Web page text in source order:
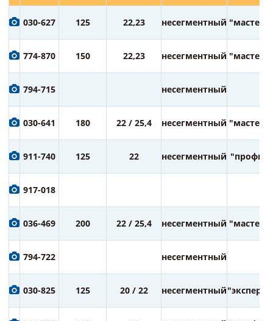
030-627 125 22,23 несегментный "мастер"
774-870 150 22,23 несегментный "мастер"
794-715 несегментный
030-641 180 22 / 25,4 несегментный "мастер"
911-740 125 22 несегментный "профи"
917-018
036-469 200 22 / 25,4 несегментный "мастер"
794-722 несегментный
030-825 125 20 / 22 несегментный"эксперт"